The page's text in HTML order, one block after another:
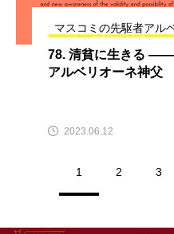
マスコミの先駆者アル
78. 清貧に生きる ――
アルベリオーネ神父
2023.06.12
1 2 3